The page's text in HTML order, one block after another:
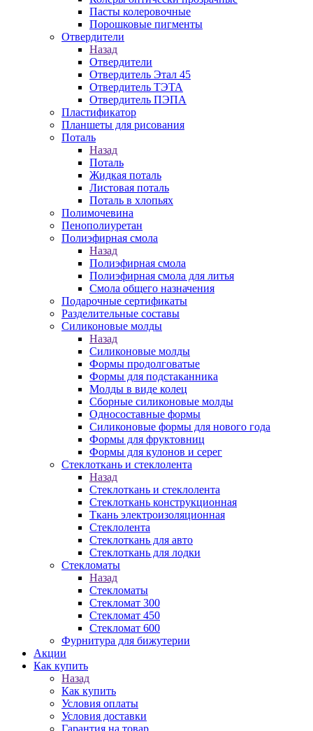
Пасты колеровочные
Порошковые пигменты
Отвердители
Назад
Отвердители
Отвердитель Этал 45
Отвердитель ТЭТА
Отвердитель ПЭПА
Пластификатор
Планшеты для рисования
Поталь
Назад
Поталь
Жидкая поталь
Листовая поталь
Поталь в хлопьях
Полимочевина
Пенополиуретан
Полиэфирная смола
Назад
Полиэфирная смола
Полиэфирная смола для литья
Смола общего назначения
Подарочные сертификаты
Разделительные составы
Силиконовые молды
Назад
Силиконовые молды
Формы продолговатые
Формы для подстаканника
Молды в виде колец
Сборные силиконовые молды
Односоставные формы
Силиконовые формы для нового года
Формы для фруктовниц
Формы для кулонов и серег
Стеклоткань и стеклолента
Назад
Стеклоткань и стеклолента
Стеклоткань конструкционная
Ткань электроизоляционная
Стеклолента
Стеклоткань для авто
Стеклоткань для лодки
Стекломаты
Назад
Стекломаты
Стекломат 300
Стекломат 450
Стекломат 600
Фурнитура для бижутерии
Акции
Как купить
Назад
Как купить
Условия оплаты
Условия доставки
Гарантия на товар